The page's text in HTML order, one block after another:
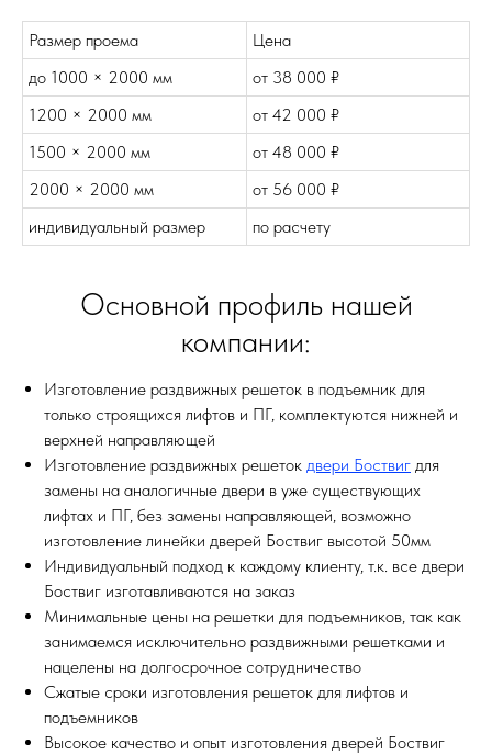
Размер проема
Цена
до 1000 × 2000 мм
от 38 000 ₽
1200 × 2000 мм
от 42 000 ₽
1500 × 2000 мм
от 48 000 ₽
2000 × 2000 мм
от 56 000 ₽
индивидуальный размер
по расчету
Основной профиль нашей
компании:
Изготовление раздвижных решеток в подъемник для
только строящихся лифтов и ПГ, комплектуются нижней и
верхней направляющей
Изготовление раздвижных решеток двери Боствиг для
замены на аналогичные двери в уже существующих
лифтах и ПГ, без замены направляющей, возможно
изготовление линейки дверей Боствиг высотой 50мм
Индивидуальный подход к каждому клиенту, т.к. все двери
Боствиг изготавливаются на заказ
Минимальные цены на решетки для подъемников, так как
занимаемся исключительно раздвижными решетками и
нацелены на долгосрочное сотрудничество
Сжатые сроки изготовления решеток для лифтов и
подъемников
Высокое качество и опыт изготовления дверей Боствиг